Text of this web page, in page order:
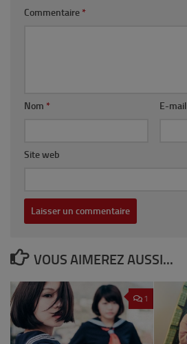
Commentaire *
Nom * E-mail
Site web
VOUS AIMEREZ AUSSI...
1